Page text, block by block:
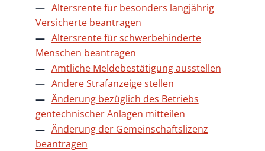
Altersrente für besonders langjährig
Versicherte beantragen
Altersrente für schwerbehinderte
Menschen beantragen
Amtliche Meldebestätigung ausstellen
Andere Strafanzeige stellen
Änderung bezüglich des Betriebs
gentechnischer Anlagen mitteilen
Änderung der Gemeinschaftslizenz
beantragen